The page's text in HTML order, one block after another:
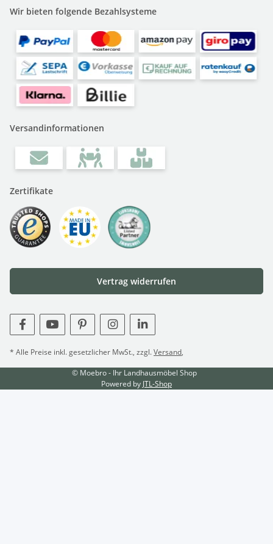
Wir bieten folgende Bezahlsysteme
Versandinformationen
Zertifikate
Vertrag widerrufen
* Alle Preise inkl. gesetzlicher MwSt., zzgl.Versand,
© Moebro - Ihr Landhausmöbel Shop
Powered by JTL-Shop